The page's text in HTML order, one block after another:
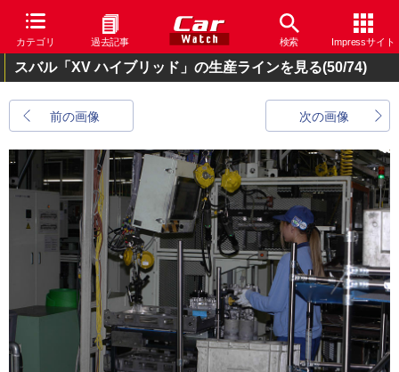
カテゴリ 過去記事 検索 Impressサイト
スバル「XV ハイブリッド」の生産ラインを見る(50/74)
前の画像 次の画像